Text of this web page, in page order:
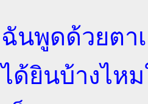
ฉันพูดด้วยตา
ได้ยินบ้างไห